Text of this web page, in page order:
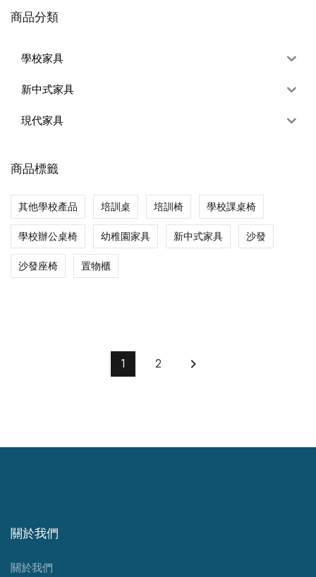
商品分類
學校家具
新中式家具
現代家具
商品標籤
其他學校產品 培訓桌 培訓椅 學校課桌椅
學校辦公桌椅 幼稚園家具 新中式家具 沙發
沙發座椅 置物櫃
1 2 keyboard_arrow_right
關於我們
關於我們